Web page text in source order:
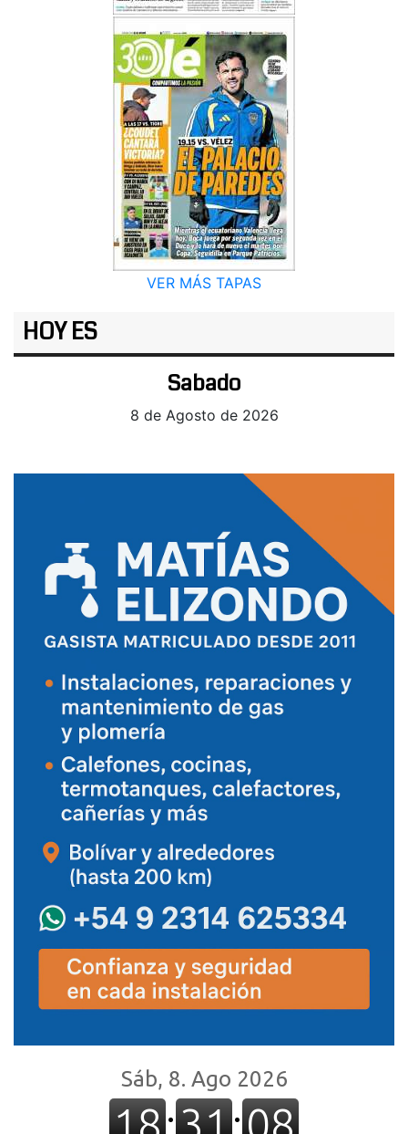
VER MÁS TAPAS
HOY ES
Sabado
8 de Agosto de 2026